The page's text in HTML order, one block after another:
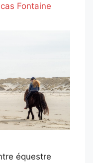
Fontaine
équestre